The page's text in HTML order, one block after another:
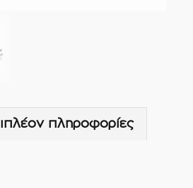
πληροφορίες